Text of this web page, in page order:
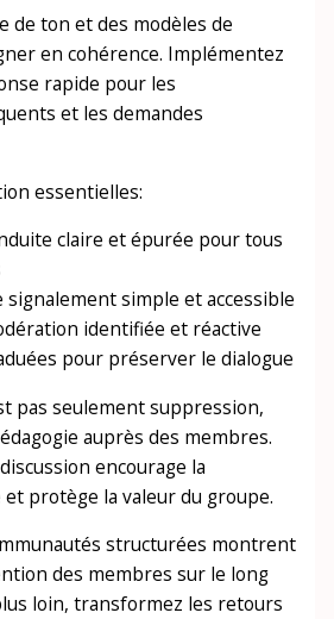
de ton et des modèles de
en cohérence. Implémentez
rapide pour les
et les demandes
essentielles:
claire et épurée pour tous
signalement simple et accessible
identifiée et réactive
pour préserver le dialogue
pas seulement suppression,
auprès des membres.
encourage la
protège la valeur du groupe.
structurées montrent
des membres sur le long
loin, transformez les retours